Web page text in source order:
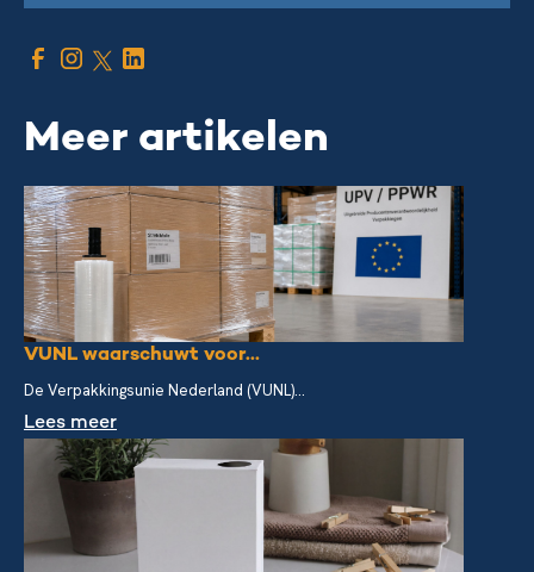
Meer artikelen
VUNL waarschuwt voor...
De Verpakkingsunie Nederland (VUNL)...
Lees meer